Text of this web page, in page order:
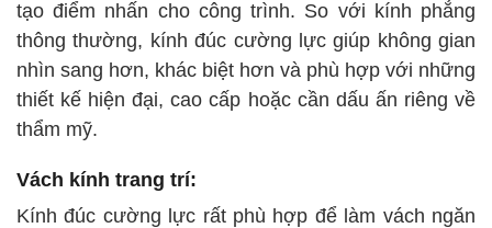
tạo điểm nhấn cho công trình. So với kính phẳng
thông thường, kính đúc cường lực giúp không gian
nhìn sang hơn, khác biệt hơn và phù hợp với những
thiết kế hiện đại, cao cấp hoặc cần dấu ấn riêng về
thẩm mỹ.
Vách kính trang trí:
Kính đúc cường lực rất phù hợp để làm vách ngăn